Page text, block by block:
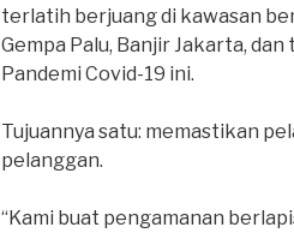
terlatih berjuang di kawasan
Gempa Palu, Banjir Jakarta,
Pandemi Covid-19 ini.
Tujuannya satu: memastikan
pelanggan.
“Kami buat pengamanan